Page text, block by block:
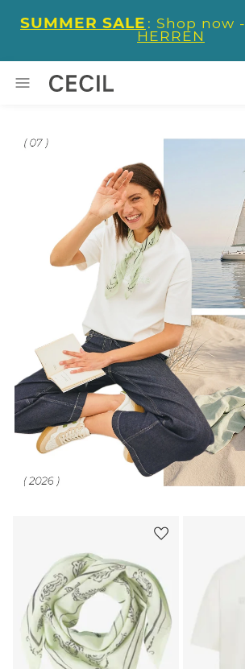
SUMMER SALE : Shop now -
HERREN